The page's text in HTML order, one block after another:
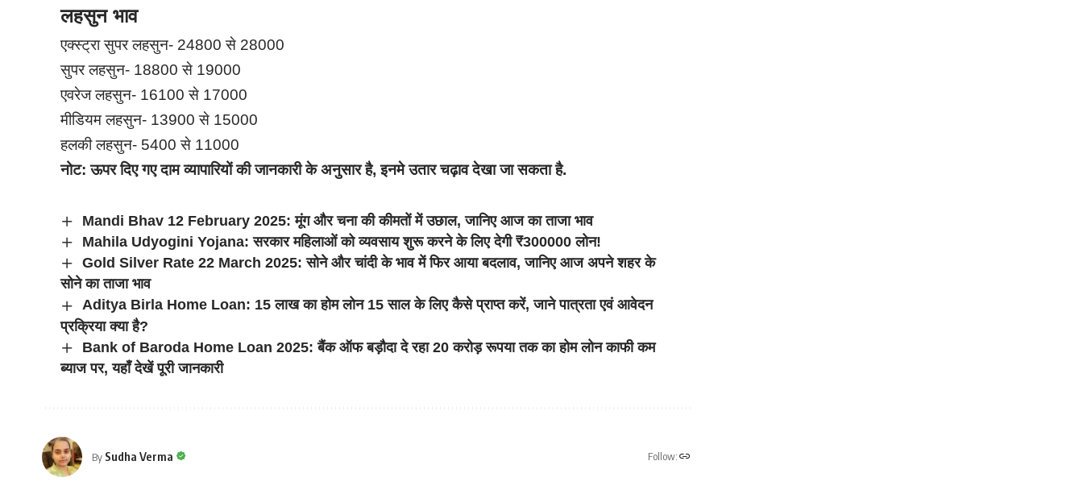
लहसुन भाव
एक्स्ट्रा सुपर लहसुन- 24800 से 28000
सुपर लहसुन- 18800 से 19000
एवरेज लहसुन- 16100 से 17000
मीडियम लहसुन- 13900 से 15000
हलकी लहसुन- 5400 से 11000
नोट: ऊपर दिए गए दाम व्यापारियों की जानकारी के अनुसार है,इनमे उतार चढ़ाव देखा जा सकता है.
Mandi Bhav 12 February 2025: मूंग और चना की कीमतों में उछाल, जानिए आज का ताजा भाव
Mahila Udyogini Yojana: सरकार महिलाओं को व्यवसाय शुरू करने के लिए देगी ₹300000 लोन!
Gold Silver Rate 22 March 2025: सोने और चांदी के भाव में फिर आया बदलाव, जानिए आज अपने शहर के
सोने का ताजा भाव
Aditya Birla Home Loan: 15 लाख का होम लोन 15 साल के लिए कैसे प्राप्त करें, जाने पात्रता एवं आवेदन
प्रक्रिया क्या है?
Bank of Baroda Home Loan 2025: बैंक ऑफ बड़ौदा दे रहा 20 करोड़ रूपया तक का होम लोन काफी कम
ब्याज पर, यहाँ देखें पूरी जानकारी
By Sudha Verma Follow: